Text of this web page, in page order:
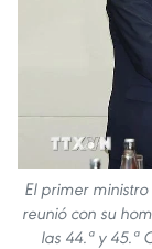
El primer
reunió con su
las 44.ª y 45.ª